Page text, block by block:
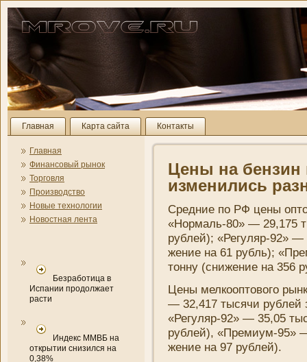
Главная Карта сайта Контакты
Главная
Финансовый рынок
Торговля
Производство
Новые технологии
Новостная лента
Безработица в
Испании продолжает
расти
Индекс ММВБ на
открытии снизился на
0,38%
Цены на бензин
измени­лись
Средни­е по РФ цены
«Нормаль-80» — 29,175
рублей); «Регуляр-92»
жени­е на 61 рубль);
тонну (сни­жени­е на 356
Цены мелкооптового
— 32,417 тысячи рублей
«Регуляр-92» — 35,05
рублей), «Премиум-95»
жени­е на 97 рублей).